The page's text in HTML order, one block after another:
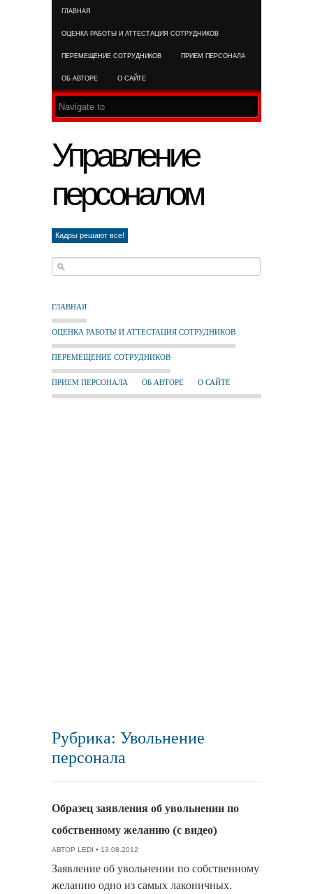
ГЛАВНАЯ
ОЦЕНКА РАБОТЫ И АТТЕСТАЦИЯ СОТРУДНИКОВ
ПЕРЕМЕЩЕНИЕ СОТРУДНИКОВ ПРИЕМ ПЕРСОНАЛА
ОБ АВТОРЕ О САЙТЕ
Управление
персоналом
Кадры решают все!
ГЛАВНАЯ
ОЦЕНКА РАБОТЫ И АТТЕСТАЦИЯ СОТРУДНИКОВ
ПЕРЕМЕЩЕНИЕ СОТРУДНИКОВ
ПРИЕМ ПЕРСОНАЛА ОБ АВТОРЕ О САЙТЕ
Рубрика: Увольнение
персонала
Образец заявления об увольнении по
собственному желанию (с видео)
АВТОР LEDI • 13.08.2012
Заявление об увольнении по собственному
желанию одно из самых лаконичных.